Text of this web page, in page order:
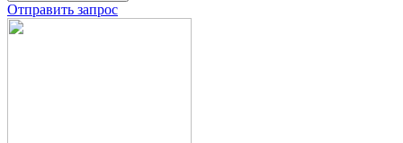
Отправить запрос